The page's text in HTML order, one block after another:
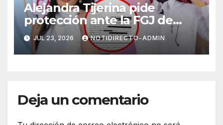
Alejandra Tijerina pide
protección ante la FGJ de
CdMx por vîolêncîa mediática
y psicológica de Masad
Altamimi, integrante de La
JUL 23, 2026 NOTIDIRECTO-ADMIN
Deja un comentario